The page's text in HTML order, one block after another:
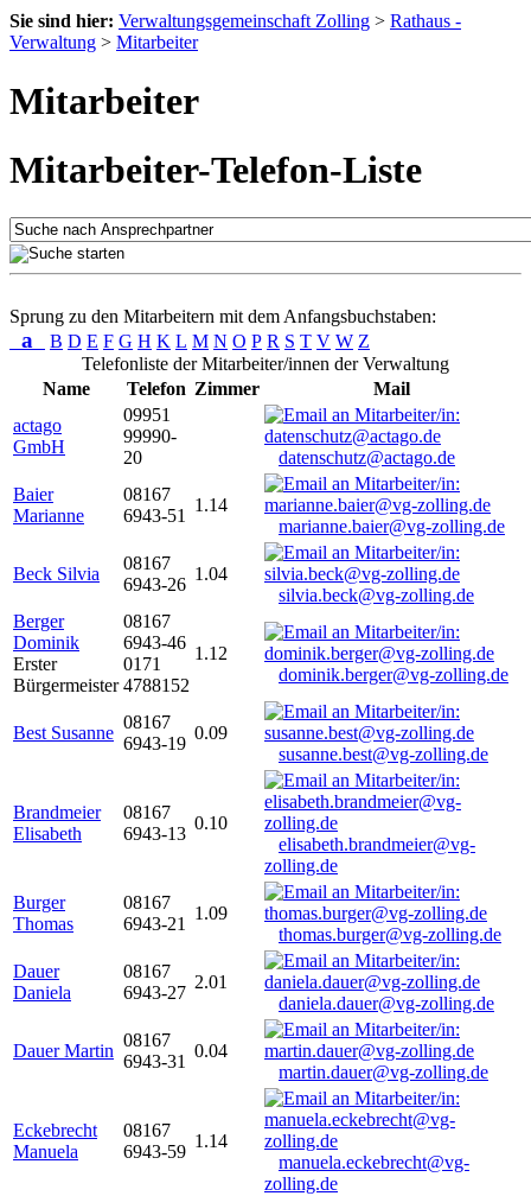
Sie sind hier: Verwaltungsgemeinschaft Zolling > Rathaus -
Verwaltung > Mitarbeiter
Mitarbeiter
Mitarbeiter-Telefon-Liste
Sprung zu den Mitarbeitern mit dem Anfangsbuchstaben:
a B D E F G H K L M N O P R S T V W Z
Telefonliste der Mitarbeiter/innen der Verwaltung
Name
Telefon Zimmer
Mail
actago
GmbH
09951
99990-
20
datenschutz@actago.de
Baier
Marianne
08167
6943-51
1.14
marianne.baier@vg-zolling.de
Beck Silvia
08167
6943-26
1.04
silvia.beck@vg-zolling.de
Berger
Dominik
Erster
Bürgermeister
08167
6943-46
0171
4788152
1.12
dominik.berger@vg-zolling.de
Best Susanne
08167
6943-19
0.09
susanne.best@vg-zolling.de
Brandmeier
Elisabeth
08167
6943-13
0.10
elisabeth.brandmeier@vg-
zolling.de
Burger
Thomas
08167
6943-21
1.09
thomas.burger@vg-zolling.de
Dauer
Daniela
08167
6943-27
2.01
daniela.dauer@vg-zolling.de
Dauer Martin
08167
6943-31
0.04
martin.dauer@vg-zolling.de
Eckebrecht
Manuela
08167
6943-59
1.14
manuela.eckebrecht@vg-
zolling.de